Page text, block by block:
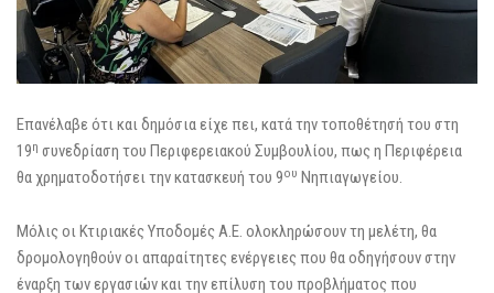
Επανέλαβε ότι και δημόσια είχε πει, κατά την τοποθέτησή του στη
19η συνεδρίαση του Περιφερειακού Συμβουλίου, πως η Περιφέρεια
θα χρηματοδοτήσει την κατασκευή του 9ου Νηπιαγωγείου.
Μόλις οι Κτιριακές Υποδομές Α.Ε. ολοκληρώσουν τη μελέτη, θα
δρομολογηθούν οι απαραίτητες ενέργειες που θα οδηγήσουν στην
έναρξη των εργασιών και την επίλυση του προβλήματος που